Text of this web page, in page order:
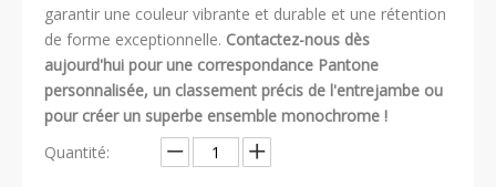
garantir une couleur vibrante et durable et une rétention
de forme exceptionnelle. Contactez-nous dès
aujourd'hui pour une correspondance Pantone
personnalisée, un classement précis de l'entrejambe ou
pour créer un superbe ensemble monochrome !
Quantité: